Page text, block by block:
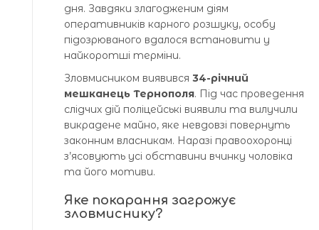
дня. Завдяки злагодженим діям
оперативників карного розшуку, особу
підозрюваного вдалося встановити у
найкоротші терміни.
Зловмисником виявився 34-річний
мешканець Тернополя. Під час проведення
слідчих дій поліцейські виявили та вилучили
викрадене майно, яке невдовзі повернуть
законним власникам. Наразі правоохоронці
з’ясовують усі обставини вчинку чоловіка
та його мотиви.
Яке покарання загрожує
зловмиснику?